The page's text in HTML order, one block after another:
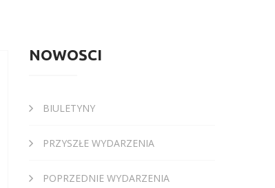
NOWOŚCI
BIULETYNY
PRZYSZŁE WYDARZENIA
POPRZEDNIE WYDARZENIA